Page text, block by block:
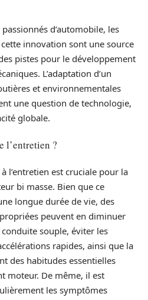
d’automobile, les
innovation sont une source
pistes pour le développement
L’adaptation d’un
et environnementales
une question de technologie,
globale.
l’entretien ?
l’entretien est cruciale pour la
bi masse. Bien que ce
longue durée de vie, des
peuvent en diminuer
souple, éviter les
rapides, ainsi que la
des habitudes essentielles
moteur. De même, il est
les symptômes